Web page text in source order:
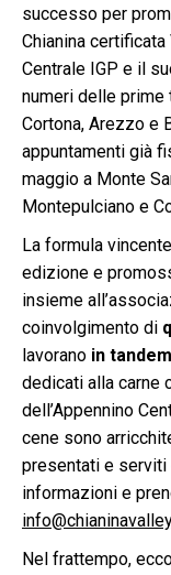
successo per
Chianina
Centrale IGP e il
numeri delle
Cortona, Arezzo e
appuntamenti già
maggio a Monte
Montepulciano e
La formula
edizione e
insieme
coinvolgimento di
lavorano in tandem
dedicati alla carne
dell’Appennino
cene sono
presentati e serviti
informazioni e
Nel frattempo,